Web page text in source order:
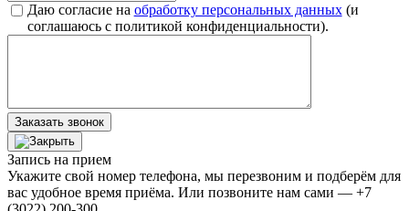
Даю согласие на обработку персональных данных(и
соглашаюсь с политикой конфиденциальности).
Заказать звонок
Запись на прием
Укажите свой номер телефона, мы перезвоним и подберём для
вас удобное время приёма. Или позвоните нам сами — +7